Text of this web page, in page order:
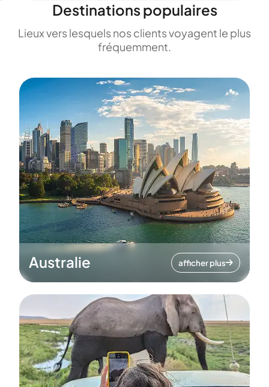
Destinations populaires
Lieux vers lesquels nos clients voyagent le plus
fréquemment.
Australie afficher plus